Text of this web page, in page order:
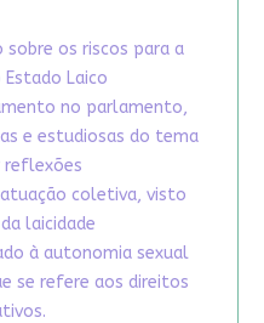
os riscos para a
Laico
no parlamento,
e estudiosas do tema
reflexões
coletiva, visto
laicidade
à autonomia sexual
se refere aos direitos